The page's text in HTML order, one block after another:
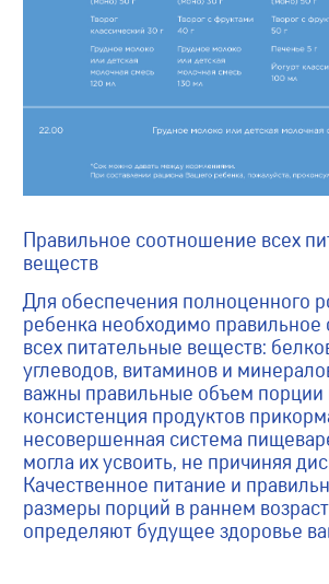
Правильное соотношение всех
веществ
Для обеспечения полноценного
ребенка необходимо
всех питательные веществ:
углеводов, витаминов и
важны правильные объем порции
консистенция продуктов
несовершенная система
могла их усвоить, не причиняя
Качественное питание и
размеры порций в раннем
определяют будущее здоровье